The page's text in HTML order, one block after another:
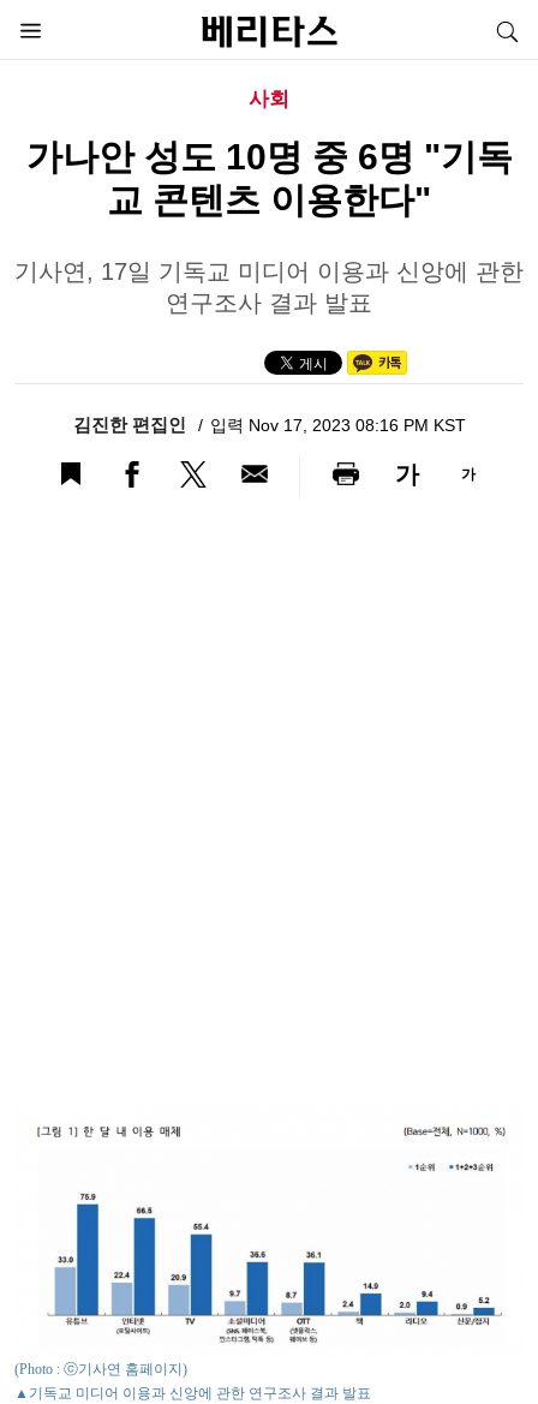
사회
가나안 성도 10명 중 6명 "기독
교 콘텐츠 이용한다"
기사연, 17일 기독교 미디어 이용과 신앙에 관한
연구조사 결과 발표
김진한 편집인 입력 Nov 17, 2023 08:16 PM KST
가 가
(Photo : ⓒ기사연 홈페이지)
▲기독교 미디어 이용과 신앙에 관한 연구조사 결과 발표